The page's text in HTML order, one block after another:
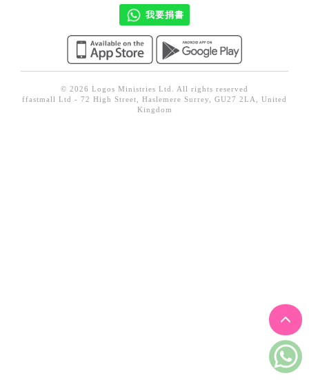
社會／倫理
哲學／宗教比較
見證／傳記
我要捐書
© 2026 Logos Ministries Ltd. All rights reserved
ffastmall Ltd - 72 High Street, Haslemere Surrey, GU27 2LA, United
Kingdom